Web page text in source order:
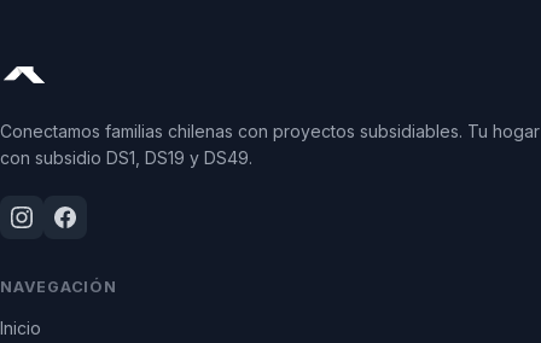
Conectamos familias chilenas con proyectos subsidiables. Tu hogar
con subsidio DS1, DS19 y DS49.
NAVEGACIÓN
Inicio